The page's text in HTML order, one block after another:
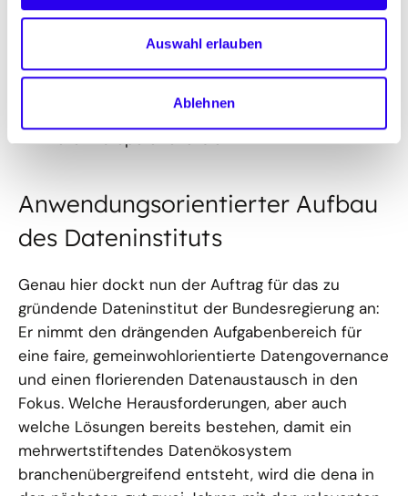
Auswahl erlauben
Ablehnen
von Datensätzen im Sinne der Datenökonomie
greifbarer machen, als auch bei
Umsetzungspiloten mit dem Ziel, die dezentrale
europäischen Souveränitätsprinzipien im Umgang
mit Daten zu operationalisier
Anwendungsorientierter Aufbau
des Dateninstituts
Genau hier dockt nun der Auftrag für das zu
gründende Dateninstitut der Bundesregierung an:
Er nimmt den drängenden Aufgabenbereich für
eine faire, gemeinwohlorientierte Datengovernance
und einen florierenden Datenaustausch in den
Fokus. Welche Herausforderungen, aber auch
welche Lösungen bereits bestehen, damit ein
mehrwertstiftendes Datenökosystem
branchenübergreifend entsteht, wird die dena in